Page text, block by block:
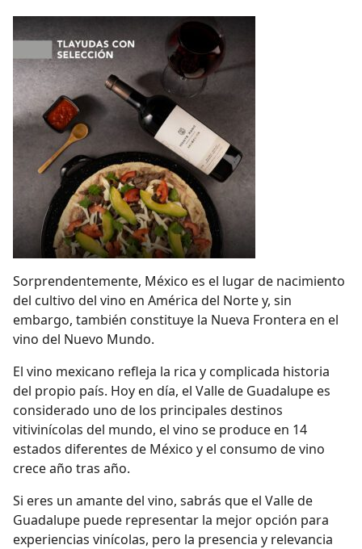
Sorprendentemente, México es el lugar de nacimiento
del cultivo del vino en América del Norte y, sin
embargo, también constituye la Nueva Frontera en el
vino del Nuevo Mundo.
El vino mexicano refleja la rica y complicada historia
del propio país. Hoy en día, el Valle de Guadalupe es
considerado uno de los principales destinos
vitivinícolas del mundo, el vino se produce en 14
estados diferentes de México y el consumo de vino
crece año tras año.
Si eres un amante del vino, sabrás que el Valle de
Guadalupe puede representar la mejor opción para
experiencias vinícolas, pero la presencia y relevancia